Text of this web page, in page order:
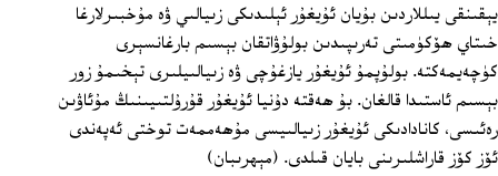
يېقىنقى يىللاردىن بۇيان ئۇيغۇر ئېلىدىكى زىيالىي ۋە مۇخبىرلارغا
خىتاي ھۆكۈمىتى تەرىپىدىن بولۇۋاتقان بېسىم بارغانسېرى
كۈچەيمەكتە. بولۇپمۇ ئۇيغۇر يازغۇچى ۋە زىيالىيلىرى تېخىمۇ زور
بېسىم ئاستىدا قالغان. بۇ ھەقتە دۇنيا ئۇيغۇر قۇرۇلتىيىنىڭ مۇئاۋىن
رەئىسى، كانادادىكى ئۇيغۇر زىيالىيسى مۇھەممەت توختى ئەپەندى
ئۆز كۆز قاراشلىرىنى بايان قىلدى. (مېھرىبان)